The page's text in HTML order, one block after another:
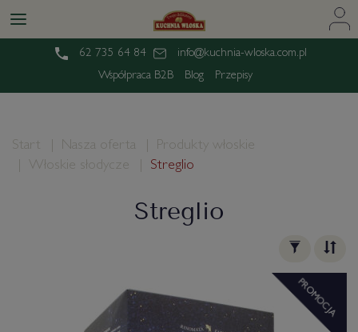
62 735 64 84
info@kuchnia-wloska.com.pl
Współpraca B2B
Blog Przepisy
Start Nasza oferta
Produkty włoskie
Włoskie słodycze
Streglio
Streglio